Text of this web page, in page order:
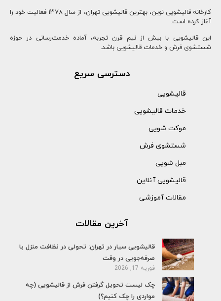
کارخانه قالیشویی نوین، بهترین قالیشویی تهران، از سال ۱۳78 فعالیت خود را
آغاز کرده است.
این قالیشویی با بیش از نیم قرن تجربه، آماده خدمت‌رسانی در حوزه
شستشوی فرش و خدمات قالیشویی باشد.
دسترسی سریع
قالیشویی
خدمات قالیشویی
موکت شویی
شستشوی فرش
مبل شویی
قالیشویی آنلاین
مقالات آموزشی
آخرین مقالات
قالیشویی سیار در تهران: تحولی در نظافت منزل با
صرفه‌جویی در وقت
فوریه 17, 2026
چک لیست تحویل گرفتن فرش از قالیشویی (چه
مواردی را چک کنیم؟)